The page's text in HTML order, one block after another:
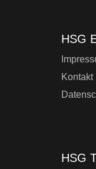
HSG
Kontakt
HSG